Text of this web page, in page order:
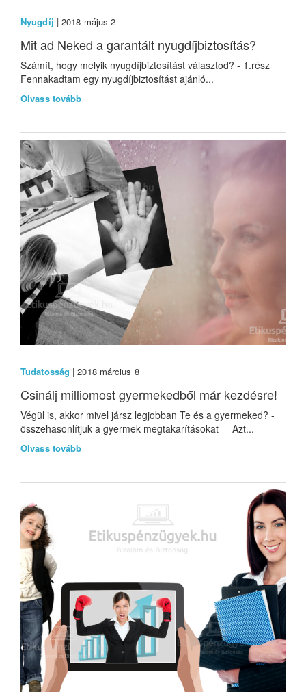
Nyugdíj | 2018 május 2
Mit ad Neked a garantált nyugdíjbiztosítás?
Számít, hogy melyik nyugdíjbiztosítást választod? - 1.rész
Fennakadtam egy nyugdíjbiztosítást ajánló...
Olvass tovább
Tudatosság | 2018 március 8
Csinálj milliomost gyermekedből már kezdésre!
Végül is, akkor mivel jársz legjobban Te és a gyermeked? -
összehasonlítjuk a gyermek megtakarításokat Azt...
Olvass tovább